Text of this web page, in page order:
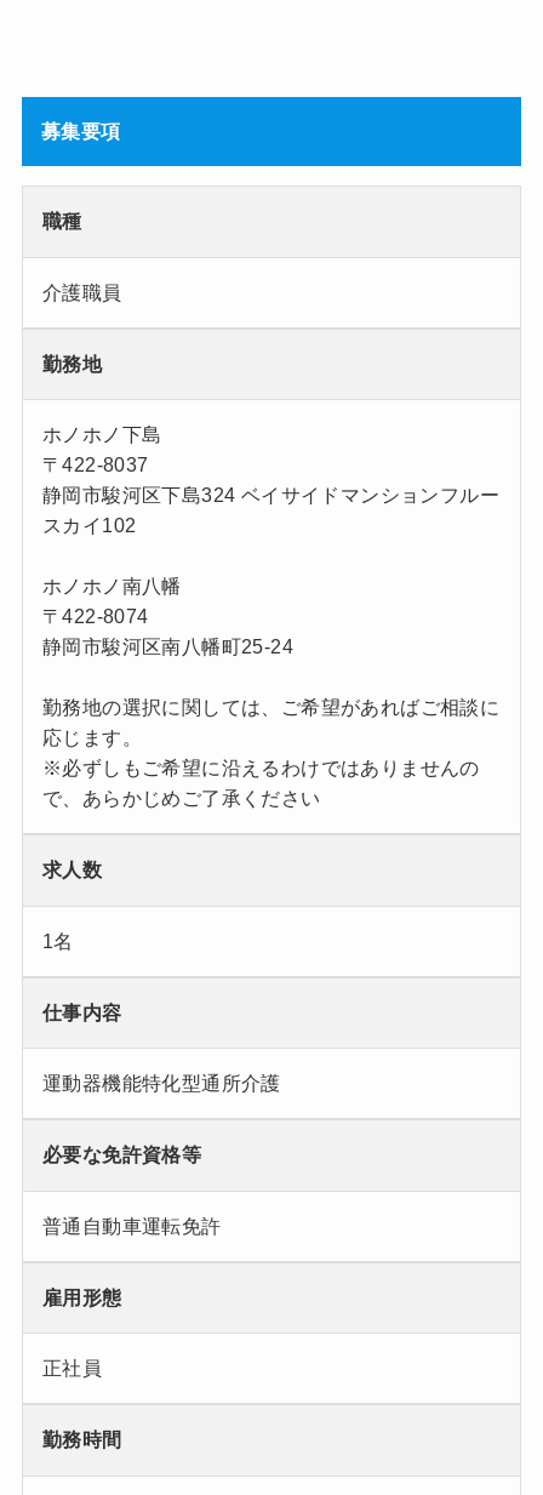
募集要項
職種
介護職員
勤務地
ホノホノ下島
〒422-8037
静岡市駿河区下島324 ベイサイドマンションフルー
スカイ102
ホノホノ南八幡
〒422-8074
静岡市駿河区南八幡町25-24
勤務地の選択に関しては、ご希望があればご相談に
応じます。
※必ずしもご希望に沿えるわけではありませんの
で、あらかじめご了承ください
求人数
1名
仕事内容
運動器機能特化型通所介護
必要な免許資格等
普通自動車運転免許
雇用形態
正社員
勤務時間